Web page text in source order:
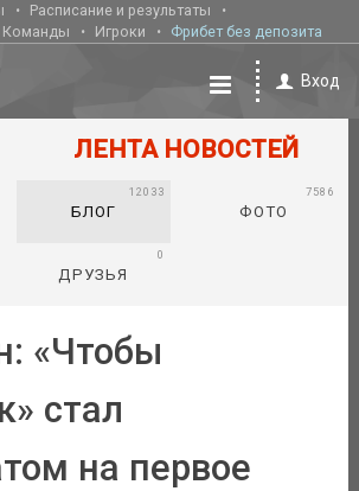
Расписание и результаты
Команды Игроки Фрибет без депозита
Вход
ЛЕНТА НОВОСТЕЙ
БЛОГ
12033
ФОТО
7586
ДРУЗЬЯ
0
«Чтобы
стал
на первое